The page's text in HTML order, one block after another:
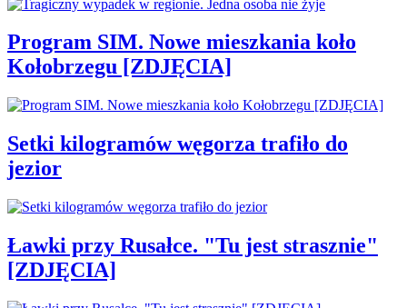
Program SIM. Nowe mieszkania koło
Kołobrzegu [ZDJĘCIA]
Setki kilogramów węgorza trafiło do
jezior
Ławki przy Rusałce. "Tu jest strasznie"
[ZDJĘCIA]